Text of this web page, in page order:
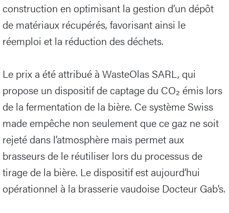
construction en optimisant la gestion d’un dépôt
de matériaux récupérés, favorisant ainsi le
réemploi et la réduction des déchets.
Le prix a été attribué à WasteOlas SARL, qui
propose un dispositif de captage du CO₂ émis lors
de la fermentation de la bière. Ce système Swiss
made empêche non seulement que ce gaz ne soit
rejeté dans l’atmosphère mais permet aux
brasseurs de le réutiliser lors du processus de
tirage de la bière. Le dispositif est aujourd’hui
opérationnel à la brasserie vaudoise Docteur Gab’s.